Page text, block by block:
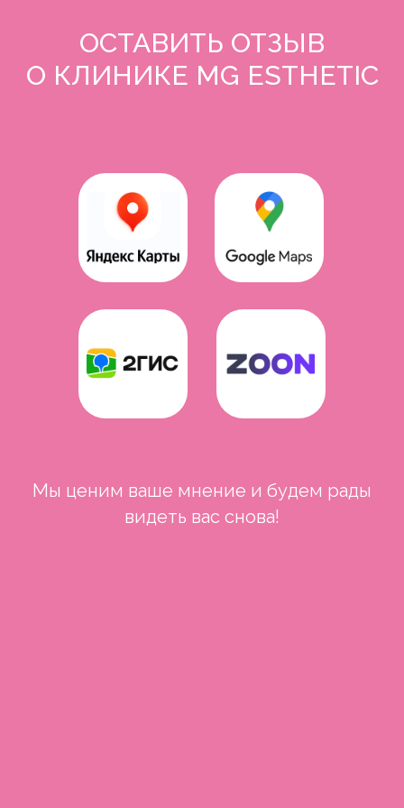
ОСТАВИТЬ ОТЗЫВ
О КЛИНИКЕ MG ESTHETIC
Мы ценим ваше мнение и будем рады
видеть вас снова!